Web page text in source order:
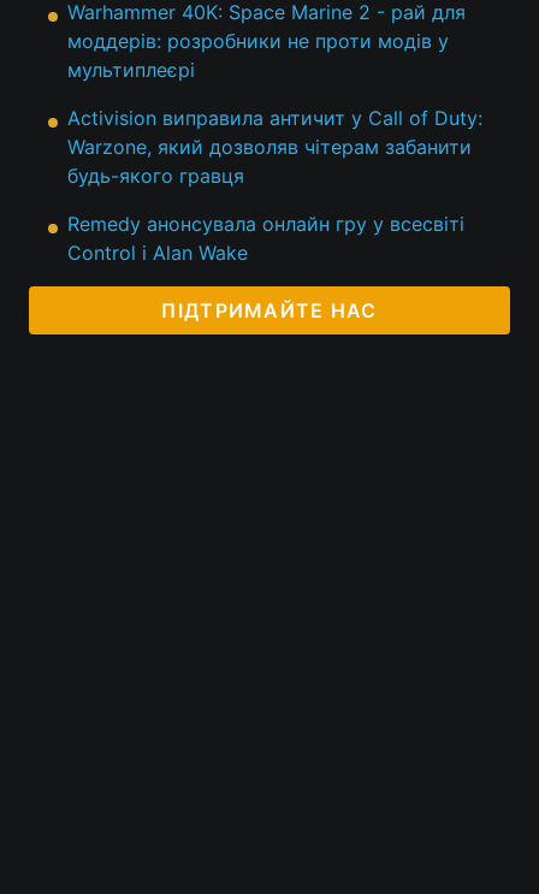
Warhammer 40K: Space Marine 2 - рай для
моддерів: розробники не проти модів у
мультиплеєрі
Activision виправила античит у Call of Duty:
Warzone, який дозволяв чітерам забанити
будь-якого гравця
Remedy анонсувала онлайн гру у всесвіті
Control і Alan Wake
ПІДТРИМАЙТЕ НАС